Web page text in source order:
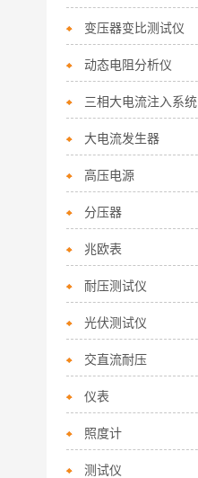
变压器变比测试仪
动态电阻分析仪
三相大电流注入系统
大电流发生器
高压电源
分压器
兆欧表
耐压测试仪
光伏测试仪
交直流耐压
仪表
照度计
测试仪